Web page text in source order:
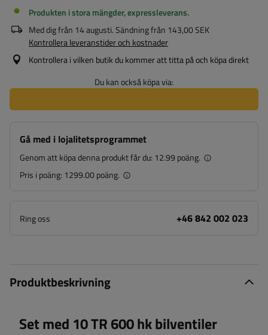
Produkten i stora mängder, expressleverans
Med dig från 14 augusti. Sändning från 143,00 SEK
Kontrollera leveranstider och kostnader
Kontrollera i vilken butik du kommer att titta på och köpa direkt
Du kan också köpa via:
Gå med i lojalitetsprogrammet
Genom att köpa denna produkt får du: 12.99 poäng.
Pris i poäng: 1299.00 poäng.
Ring oss +46 842 002 023
Produktbeskrivning
Set med 10 TR 600 hk bilventiler